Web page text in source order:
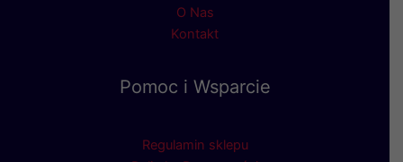
O Nas
Kontakt
Pomoc i Wsparcie
Regulamin sklepu